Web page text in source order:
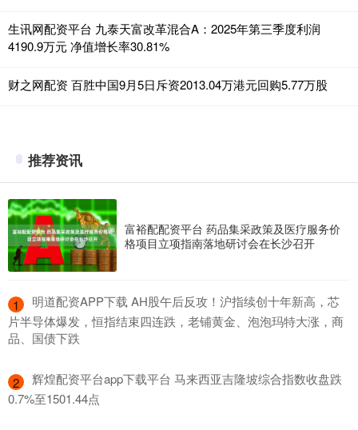
生讯网配资平台 九泰天富改革混合A：2025年第三季度利润
4190.9万元 净值增长率30.81%
财之网配资 百胜中国9月5日斥资2013.04万港元回购5.77万股
推荐资讯
富裕配配资平台 药品集采政策及医疗服务价
格项目立项指南落地研讨会在长沙召开
1
​明道配资APP下载 AH股午后反攻！沪指续创十年新高，芯
片半导体爆发，恒指结束四连跌，老铺黄金、泡泡玛特大涨，商
品、国债下跌
2
​辉煌配资平台app下载平台 马来西亚吉隆坡综合指数收盘跌
0.7%至1501.44点